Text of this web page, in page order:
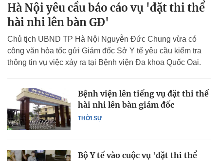
Hà Nội yêu cầu báo cáo vụ 'đặt thi thể
hài nhi lên bàn GĐ'
Chủ tịch UBND TP Hà Nội Nguyễn Đức Chung vừa có
công văn hỏa tốc gửi Giám đốc Sở Y tế yêu cầu kiểm tra
thông tin vụ việc xảy ra tại Bệnh viện Đa khoa Quốc Oai.
THỜI SỰ
Bệnh viện lên tiếng vụ đặt thi thể
hài nhi lên bàn giám đốc
Bộ Y tế vào cuộc vụ 'đặt thi thể